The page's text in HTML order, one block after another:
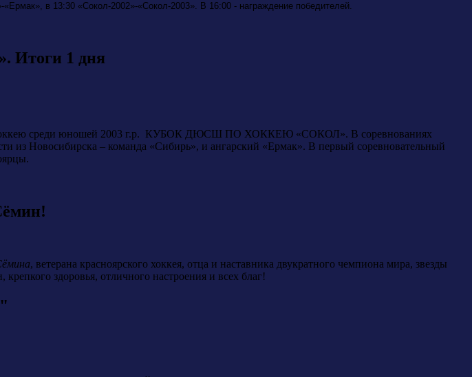
«Ермак», в 13:30 «Сокол-2002»-«Сокол-2003». В 16:00 - награждение победителей.
1 дня
хоккею среди юношей 2003 г.р. КУБОК ДЮСШ ПО ХОККЕЮ «СОКОЛ». В соревнованиях
из Новосибирска – команда «Сибирь», и ангарский «Ермак». В первый соревновательный
, ветерана красноярского хоккея, отца и наставника двукратного чемпиона мира, звезды
здоровья, отличного настроения и всех благ!